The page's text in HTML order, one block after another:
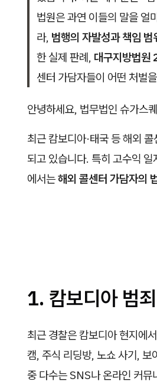
법원은 과연 이들의 말을 얼
라, 범행의 자발성과 책임 범
한 실제 판례, 대구지방법
센터 가담자들이 어떤 처벌
안녕하세요, 법무법인 슈가스
최근 캄보디아·태국 등 해외
되고 있습니다. 특히 고수익
에서는해외 콜센터 가담자의
1. 캄보디아 범
최근 경찰은 캄보디아 현지에
캠, 주식 리딩방, 노쇼 사기, 보
중 다수는 SNS나 온라인 커뮤